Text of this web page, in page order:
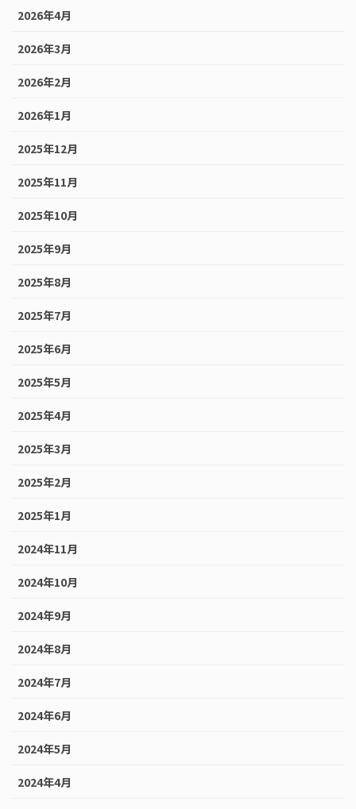
2026年4月
2026年3月
2026年2月
2026年1月
2025年12月
2025年11月
2025年10月
2025年9月
2025年8月
2025年7月
2025年6月
2025年5月
2025年4月
2025年3月
2025年2月
2025年1月
2024年11月
2024年10月
2024年9月
2024年8月
2024年7月
2024年6月
2024年5月
2024年4月